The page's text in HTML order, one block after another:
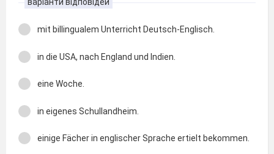
mit billingualem Unterricht Deutsch-Englisch.
in die USA, nach England und Indien.
eine Woche.
in eigenes Schullandheim.
einige Fächer in englischer Sprache ertielt bekommen.